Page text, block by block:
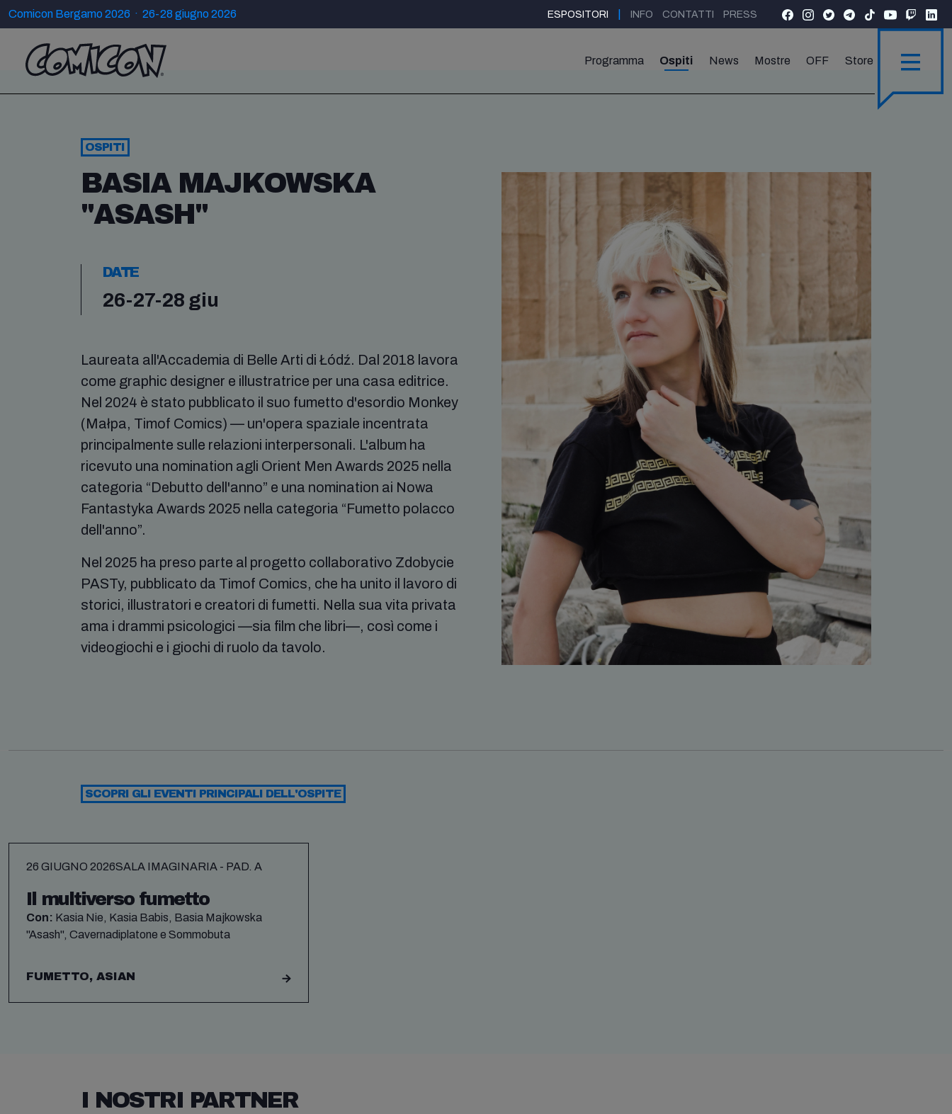
Comicon Bergamo 2026 · 26-28 giugno 2026 ESPOSITORI INFO CONTATTI PRESS
Programma Ospiti News Mostre OFF Store
OSPITI
BASIA MAJKOWSKA
"ASASH"
DATE
26-27-28 giu
Laureata all'Accademia di Belle Arti di Łódź. Dal 2018 lavora
come graphic designer e illustratrice per una casa editrice.
Nel 2024 è stato pubblicato il suo fumetto d'esordio Monkey
(Małpa, Timof Comics) — un'opera spaziale incentrata
principalmente sulle relazioni interpersonali. L'album ha
ricevuto una nomination agli Orient Men Awards 2025 nella
categoria “Debutto dell'anno” e una nomination ai Nowa
Fantastyka Awards 2025 nella categoria “Fumetto polacco
dell'anno”.
Nel 2025 ha preso parte al progetto collaborativo Zdobycie
PASTy, pubblicato da Timof Comics, che ha unito il lavoro di
storici, illustratori e creatori di fumetti. Nella sua vita privata
ama i drammi psicologici —sia film che libri—, così come i
videogiochi e i giochi di ruolo da tavolo.
SCOPRI GLI EVENTI PRINCIPALI DELL'OSPITE
26 GIUGNO 2026SALA IMAGINARIA - PAD. A
Il multiverso fumetto
Con: Kasia Nie, Kasia Babis, Basia Majkowska
"Asash", Cavernadiplatone e Sommobuta
FUMETTO, ASIAN
I NOSTRI PARTNER